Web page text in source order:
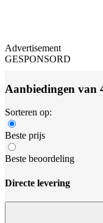
Advertisement
GESPONSORD
Aanbiedingen van
Sorteren op:
Beste prijs
Beste beoordeling
Directe levering